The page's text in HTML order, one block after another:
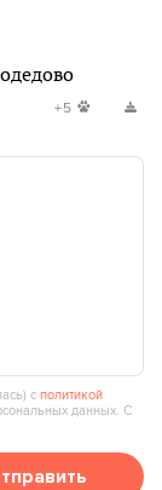
+5
сполитикой
данных. С